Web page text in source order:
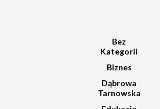
Bez
Kategorii
Biznes
Dąbrowa
Tarnowska